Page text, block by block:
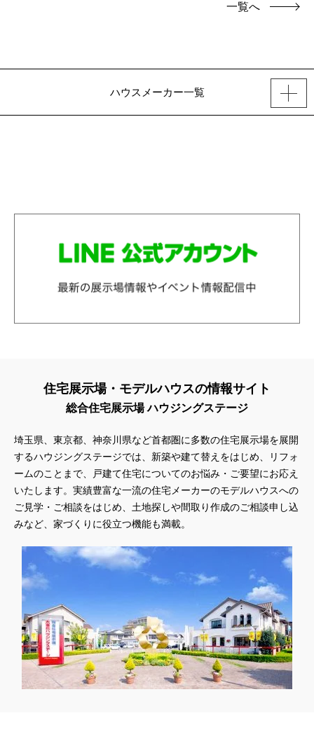
一覧へ
ハウスメーカー一覧
住宅展示場・モデルハウスの情報サイト
総合住宅展示場 ハウジングステージ
埼玉県、東京都、神奈川県など首都圏に多数の住宅展示場を展開
するハウジングステージでは、新築や建て替えをはじめ、リフォ
ームのことまで、戸建て住宅についてのお悩み・ご要望にお応え
いたします。実績豊富な一流の住宅メーカーのモデルハウスへの
ご見学・ご相談をはじめ、土地探しや間取り作成のご相談申し込
みなど、家づくりに役立つ機能も満載。